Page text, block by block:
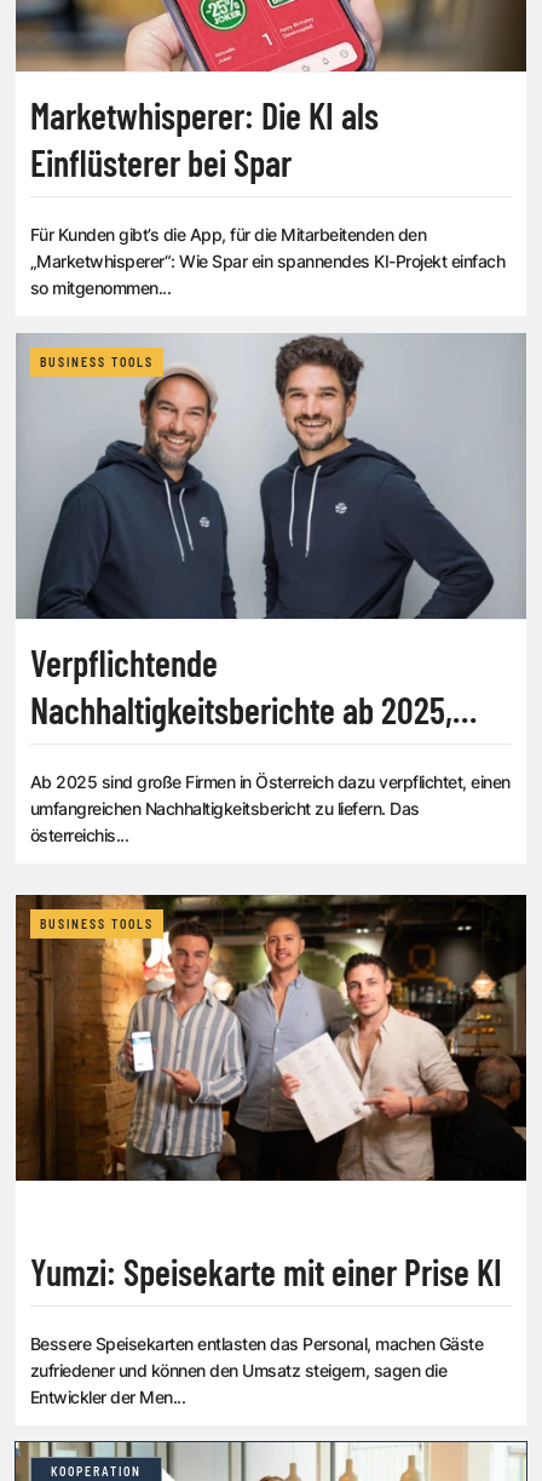
Marketwhisperer: Die KI als
Einflüsterer bei Spar
Für Kunden gibt’s die App, für die Mitarbeitenden den
„Marketwhisperer“: Wie Spar ein spannendes KI-Projekt einfach
so mitgenommen...
BUSINESS TOOLS
Verpflichtende
Nachhaltigkeitsberichte ab 2025,
Ab 2025 sind große Firmen in Österreich dazu verpflichtet, einen
umfangreichen Nachhaltigkeitsbericht zu liefern. Das
österreichis...
BUSINESS TOOLS
Yumzi: Speisekarte mit einer Prise KI
Bessere Speisekarten entlasten das Personal, machen Gäste
zufriedener und können den Umsatz steigern, sagen die
Entwickler der Men...
KOOPERATION